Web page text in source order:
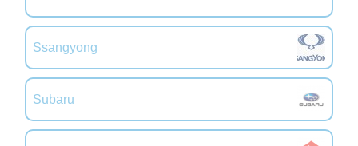
Ssangyong
Subaru